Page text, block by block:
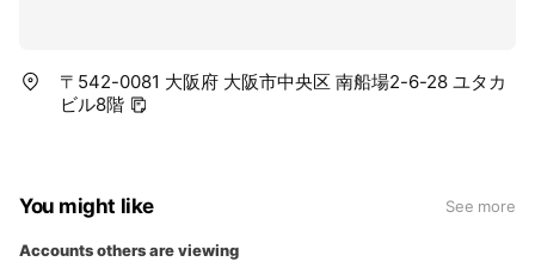
〒542-0081 大阪府 大阪市中央区 南船場2-6-28 ユタカ
ビル8階
You might like See more
Accounts others are viewing